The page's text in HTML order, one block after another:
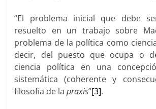
“El problema inicial que debe
resuelto en un trabajo sobre
problema de la política como
decir, del puesto que ocupa o
ciencia política en una
sistemática (coherente y
filosofía de lapraxis”[3].